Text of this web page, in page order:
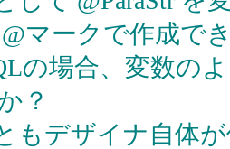
マークで作成で
の場合、変数の
？
もデザイナ自体